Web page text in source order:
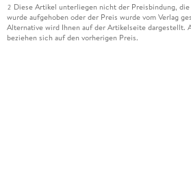
2 Diese Artikel unterliegen nicht der Preisbindung,
wurde aufgehoben oder der Preis wurde vom Verlag
Alternative wird Ihnen auf der Artikelseite dargestellt.
beziehen sich auf den vorherigen Preis.